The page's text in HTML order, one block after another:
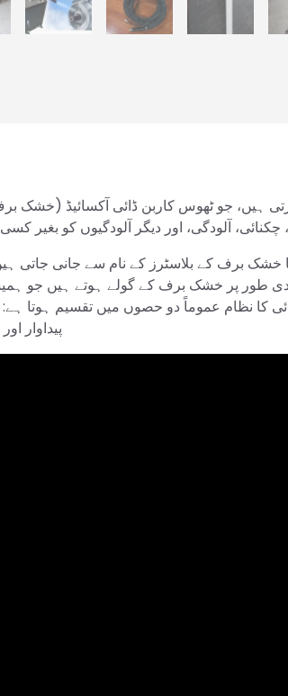
ہیں، جو ٹھوس کاربن ڈائی آکسائیڈ (خشک
آلودگی، اور دیگر آلودگیوں کو بغیر کسی
برف کے بلاسٹرز کے نام سے جانی جاتی
طور پر خشک برف کے گولے ہوتے ہیں جو
کا نظام عموماً دو حصوں میں تقسیم ہوتا
پیداوار